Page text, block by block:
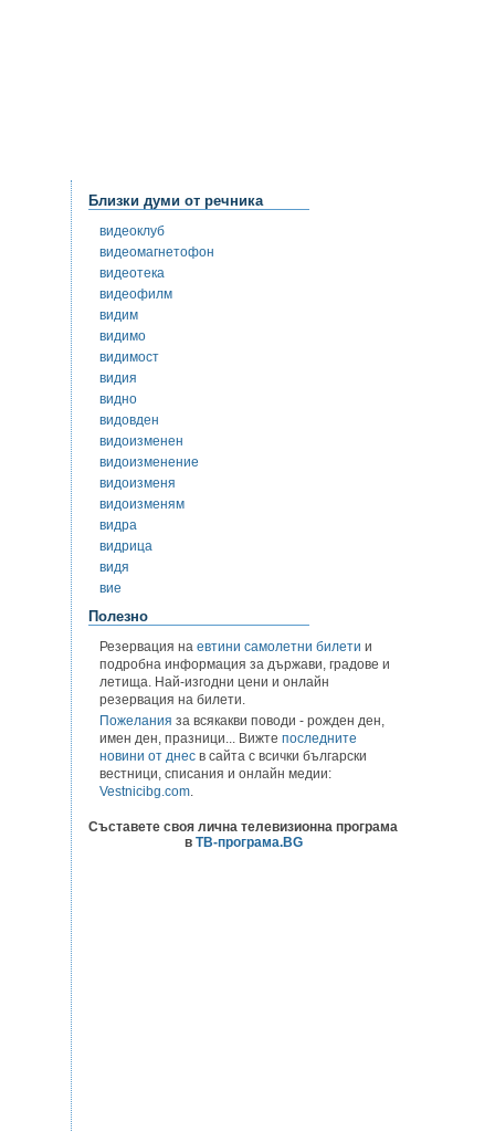
Близки думи от речника
видеоклуб
видеомагнетофон
видеотека
видеофилм
видим
видимо
видимост
видия
видно
видовден
видоизменен
видоизменение
видоизменя
видоизменям
видра
видрица
видя
вие
Полезно
Резервация на евтини самолетни билети и
подробна информация за държави, градове и
летища. Най-изгодни цени и онлайн
резервация на билети.
Пожелания за всякакви поводи - рожден ден,
имен ден, празници... Вижте последните
новини от днес в сайта с всички български
вестници, списания и онлайн медии:
Vestnicibg.com.
Съставете своя лична телевизионна програма
в ТВ-програма.BG